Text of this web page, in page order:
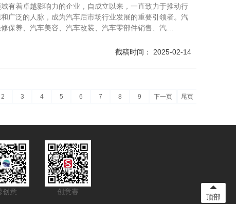
有着卓越影响⼒的企业，⾃成⽴以来，⼀直致⼒于推动⾏
⼴泛的⼈脉，成为汽⻋后市场⾏业发展的重要引领者。汽
保养、汽⻋美容、汽⻋改装、汽⻋零部件销售、汽…
截稿时间： 2025-02-14
2 3 4 5 6 7 8 9 下一页 尾页
创意 创意赛
顶部